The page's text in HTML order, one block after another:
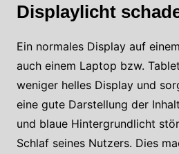
Displaylicht
Ein normales Display auf
auch einem Laptop bzw.
weniger helles Display und
eine gute Darstellung der
und blaue Hintergrundlicht
Schlaf seines Nutzers. Dies